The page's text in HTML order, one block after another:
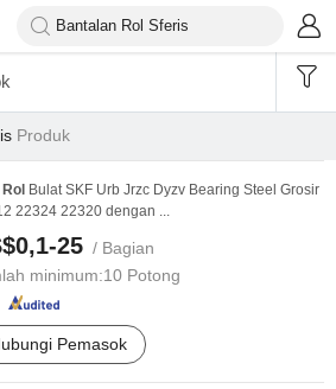
Produk
Rol Bulat SKF Urb Jrzc Dyzv Bearing Steel Grosir
22324 22320 dengan ...
25 / Bagian
minimum:10 Potong
Pemasok